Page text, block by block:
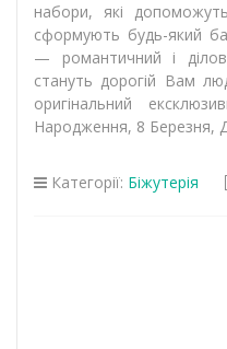
набори, які
сформують будь-який
— романтичний і
стануть дорогій Вам
оригінальний
Народження, 8 Березня,
Категорії: Біжутерія